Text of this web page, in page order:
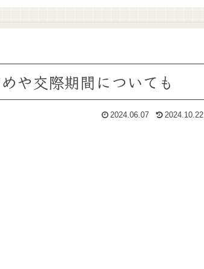
や交際期間についても
2024.06.07 2024.10.22